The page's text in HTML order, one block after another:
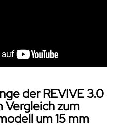
der REVIVE 3.0
Vergleich zum
um 15 mm